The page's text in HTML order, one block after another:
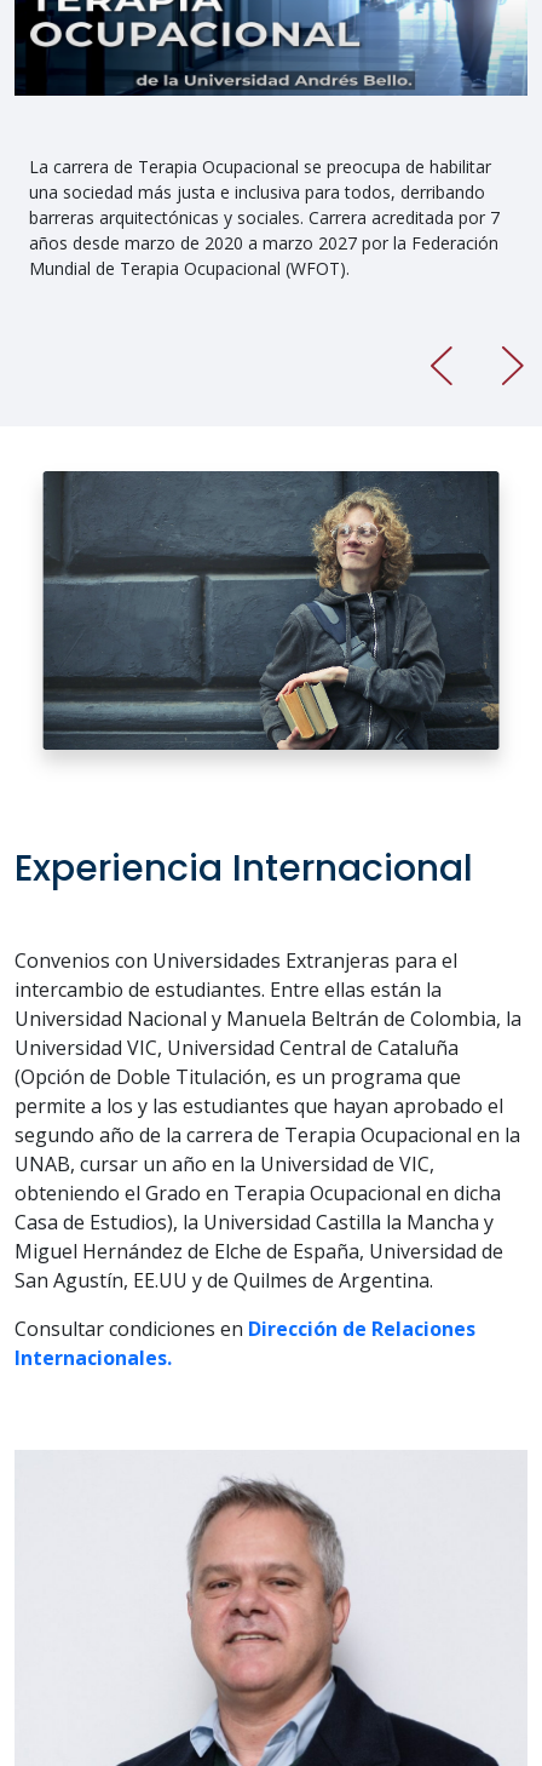
La carrera de Terapia Ocupacional se preocupa de habilitar
una sociedad más justa e inclusiva para todos, derribando
barreras arquitectónicas y sociales. Carrera acreditada por 7
años desde marzo de 2020 a marzo 2027 por la Federación
Mundial de Terapia Ocupacional (WFOT).
Experiencia Internacional
Convenios con Universidades Extranjeras para el
intercambio de estudiantes. Entre ellas están la
Universidad Nacional y Manuela Beltrán de Colombia, la
Universidad VIC, Universidad Central de Cataluña
(Opción de Doble Titulación, es un programa que
permite a los y las estudiantes que hayan aprobado el
segundo año de la carrera de Terapia Ocupacional en la
UNAB, cursar un año en la Universidad de VIC,
obteniendo el Grado en Terapia Ocupacional en dicha
Casa de Estudios), la Universidad Castilla la Mancha y
Miguel Hernández de Elche de España, Universidad de
San Agustín, EE.UU y de Quilmes de Argentina.
Consultar condiciones en Dirección de Relaciones
Internacionales.